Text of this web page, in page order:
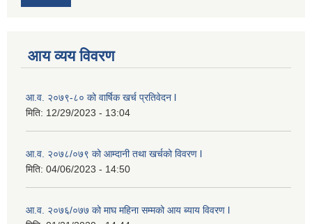
आय व्यय विवरण
आ.व. २०७९-८० को वार्षिक खर्च प्रतिवेदन l
मिति: 12/29/2023 - 13:04
आ.व. २०७८/०७९ को आम्दानी तथा खर्चको विवरण l
मिति: 04/06/2023 - 14:50
आ.व. २०७६/०७७ को माघ महिना सम्मको आय ब्याय विवरण l